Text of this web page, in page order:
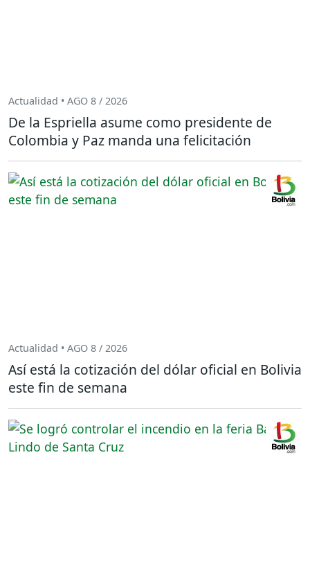
Actualidad • AGO 8 / 2026
De la Espriella asume como presidente de
Colombia y Paz manda una felicitación
Actualidad • AGO 8 / 2026
Así está la cotización del dólar oficial en Bolivia
este fin de semana